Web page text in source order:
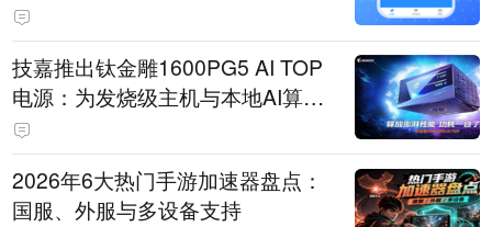
技嘉推出钛金雕1600PG5 AI TOP
电源：为发烧级主机与本地AI算力
打造旗舰供电方案
2026年6大热门手游加速器盘点：
国服、外服与多设备支持